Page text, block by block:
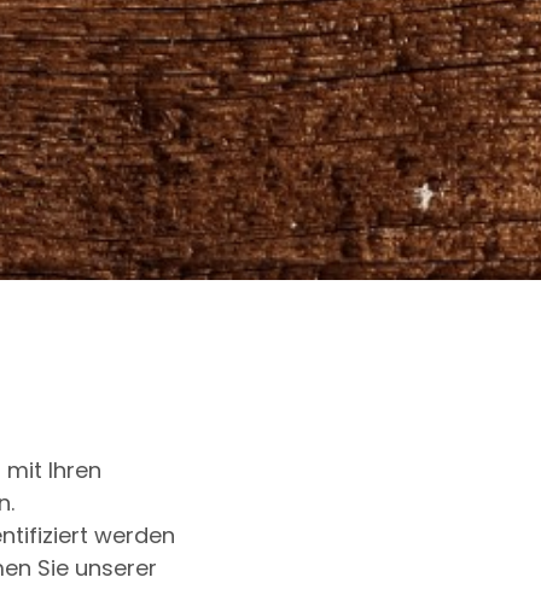
Ihren
werden
Sie unserer